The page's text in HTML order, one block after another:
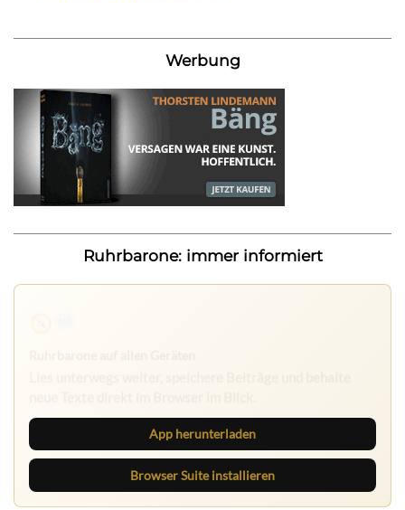
Werbung
Ruhrbarone: immer informiert
App herunterladen
Browser Suite installieren